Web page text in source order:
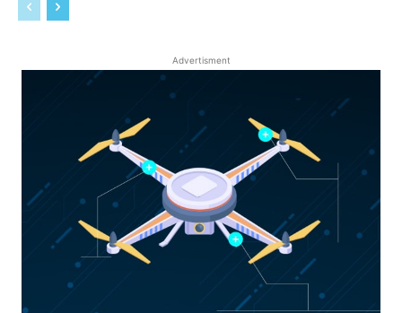
Advertisment